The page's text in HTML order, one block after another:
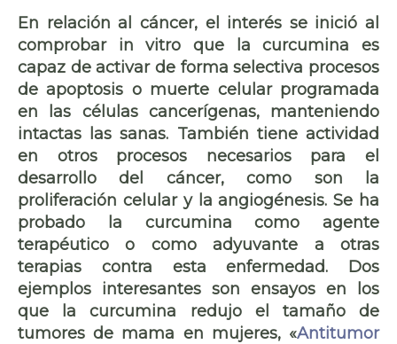
En relación al cáncer, el interés se inició al
comprobar in vitro que la curcumina es
capaz de activar de forma selectiva procesos
deapoptosis o muerte celular programada
en las células cancerígenas, manteniendo
intactas las sanas. También tiene actividad
en otros procesos necesarios para el
desarrollo del cáncer, como son la
proliferación celular y la angiogénesis. Se ha
probado la curcumina como agente
terapéutico o como adyuvante a otras
terapias contra esta enfermedad. Dos
ejemplos interesantes son ensayos en los
que la curcumina redujo el tamaño de
tumores de mama en mujeres, «Antitumor